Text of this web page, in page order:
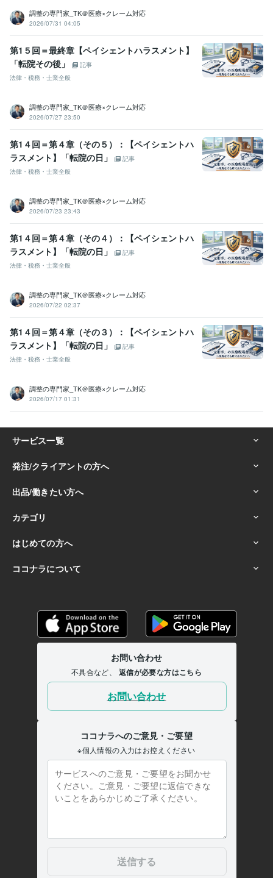
調整の専門家_TK＠医療×クレーム対応
2026/07/31 04:05
第1５回＝最終章【ペイシェントハラスメント】
「転院その後」
記事
法律・税務・士業全般
調整の専門家_TK＠医療×クレーム対応
2026/07/27 23:50
第1４回＝第４章（その５）：【ペイシェントハ
ラスメント】「転院の日」
記事
法律・税務・士業全般
調整の専門家_TK＠医療×クレーム対応
2026/07/23 23:43
第1４回＝第４章（その４）：【ペイシェントハ
ラスメント】「転院の日」
記事
法律・税務・士業全般
調整の専門家_TK＠医療×クレーム対応
2026/07/22 02:37
第1４回＝第４章（その３）：【ペイシェントハ
ラスメント】「転院の日」
記事
法律・税務・士業全般
調整の専門家_TK＠医療×クレーム対応
2026/07/17 01:31